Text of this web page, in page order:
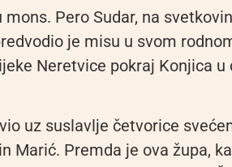
Pero Sudar, na
je misu u svom
Neretvice pokraj Konjica u
uz suslavlje četvorice
Marić. Premda je ova župa,